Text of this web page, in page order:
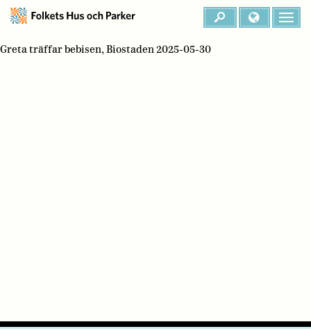
Greta träffar bebisen, Biostaden 2025-05-30